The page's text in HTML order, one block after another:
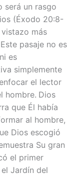
será un rasgo
(Éxodo 20:8-
más
pasaje no es
es
simplemente
el lector
hombre. Dios
que Él había
al hombre,
Dios escogió
Su gran
el primer
Jardín del